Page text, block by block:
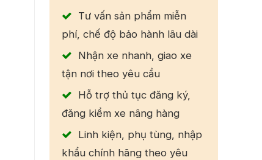
Tư vấn sản phẩm miễn
phí, chế độ bảo hành lâu dài
Nhận xe nhanh, giao xe
tận nơi theo yêu cầu
Hỗ trợ thủ tục đăng ký,
đăng kiểm xe nâng hàng
Linh kiện, phụ tùng, nhập
khẩu chính hãng theo yêu